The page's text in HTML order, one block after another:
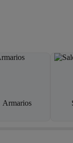
Armarios